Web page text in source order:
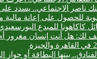
الاجتماعي.. يسدد على 3
للحصول على إعانة مالية
كاكاهونا للمبدع
لك: هل أنت إنسان مغرور
بينها البطاقة أو جواز